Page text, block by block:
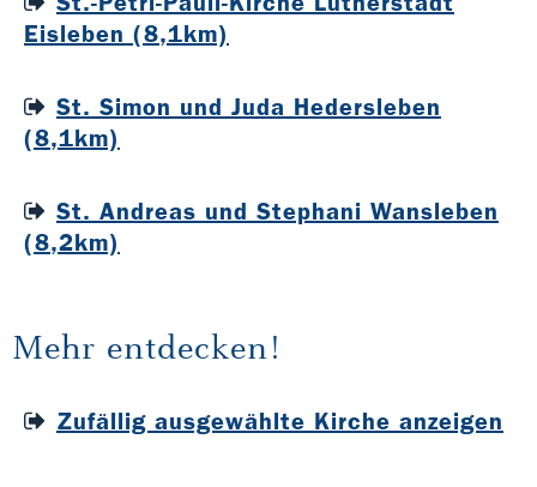
Eisleben (8,1km)
St. Simon und Juda Hedersleben
(8,1km)
St. Andreas und Stephani Wansleben
(8,2km)
Mehr entdecken!
Zufällig ausgewählte Kirche anzeigen